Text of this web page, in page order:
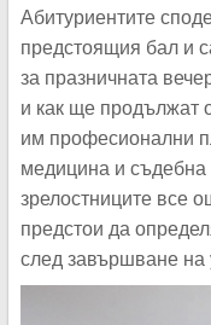
Абитуриентите
предстоящия бал и
за празничната
и как ще продължат
им професионални
медицина и съдебна
зрелостниците все
предстои да
след завършване